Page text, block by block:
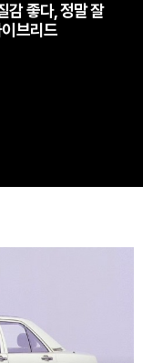
감 좋다, 정말 잘
브리드